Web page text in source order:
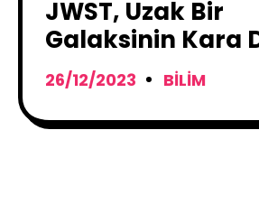
JWST, Uzak Bir
Galaksinin Kara
Tarafından Yok
Doğruladı !
26/12/2023 BILIM